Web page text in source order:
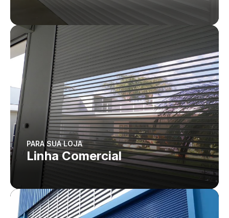
PARA SUA LOJA
Linha Comercial